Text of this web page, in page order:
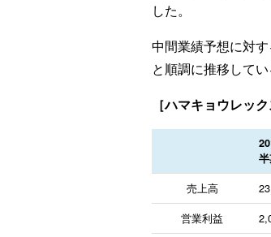
した。
中間業績予想に対
と順調に推移してい
［ハマキョウレッ
売上高
営業利益